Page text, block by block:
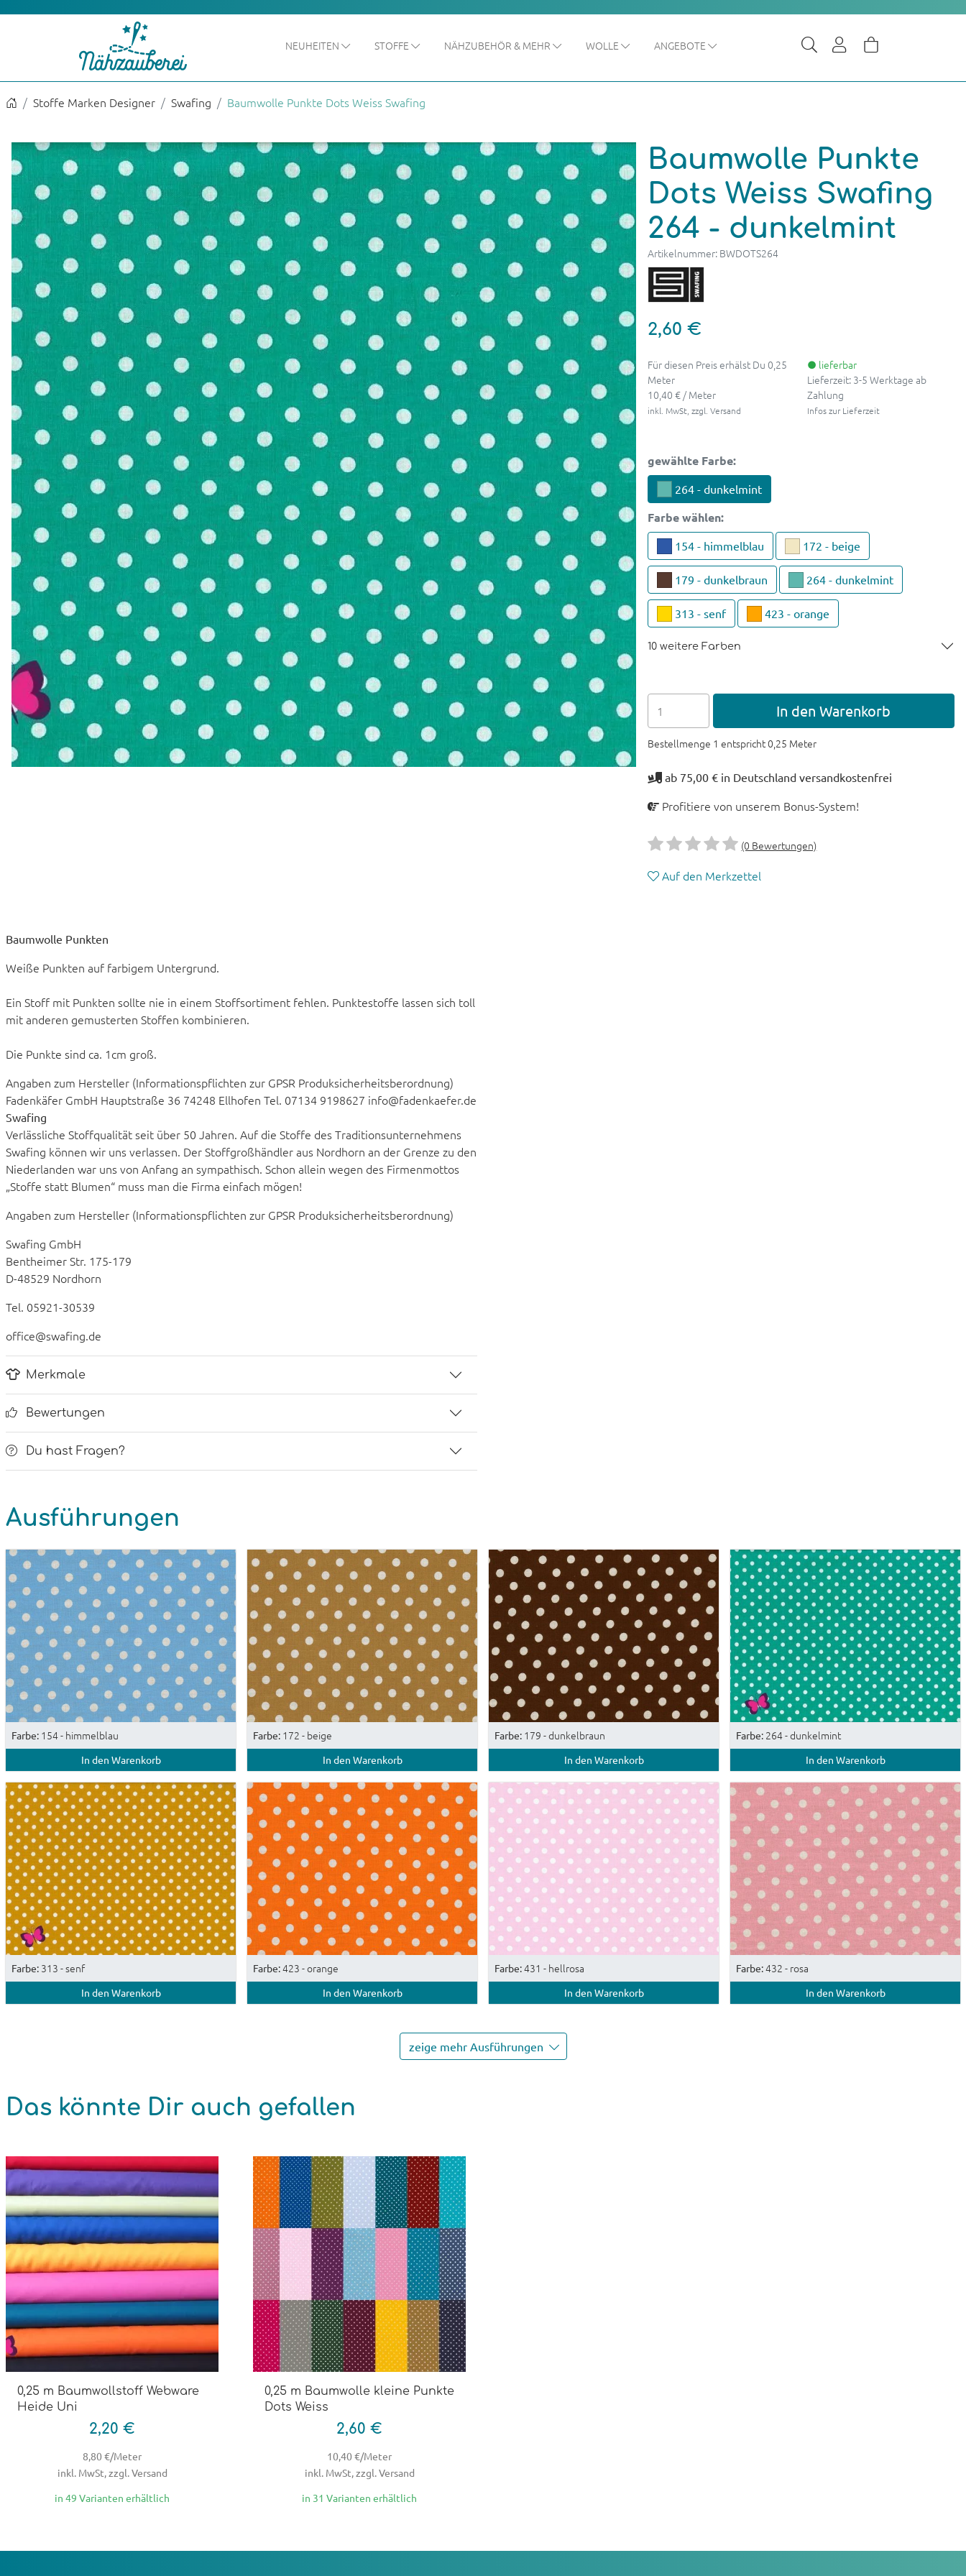
NEUHEITEN STOFFE NÄHZUBEHÖR & MEHR WOLLE ANGEBOTE
Stoffe Marken Designer Swafing Baumwolle Punkte Dots Weiss Swafing
Baumwolle Punkte
Dots Weiss Swafing
264 - dunkelmint
Artikelnummer: BWDOTS264
2,60 €
Für diesen Preis erhälst Du 0,25
Meter
10,40 € / Meter
inkl. MwSt, zzgl. Versand
● lieferbar
Lieferzeit: 3-5 Werktage ab
Zahlung
Infos zur Lieferzeit
gewählte Farbe:
264 - dunkelmint
Farbewählen:
154 - himmelblau 172 - beige
179 - dunkelbraun 264 - dunkelmint
313 - senf 423 - orange
10 weitere Farben
In den Warenkorb
Bestellmenge 1 entspricht 0,25 Meter
ab 75,00 € in Deutschland versandkostenfrei
Profitiere von unserem Bonus-System!
(0 Bewertungen)
Auf den Merkzettel
Baumwolle Punkten
Weiße Punkten auf farbigem Untergrund.
Ein Stoff mit Punkten sollte nie in einem Stoffsortiment fehlen. Punktestoffe lassen sich toll
mit anderen gemusterten Stoffen kombinieren.
Die Punkte sind ca. 1cm groß.
Angaben zum Hersteller (Informationspflichten zur GPSR Produksicherheitsberordnung)
Fadenkäfer GmbH Hauptstraße 36 74248 Ellhofen Tel. 07134 9198627 info@fadenkaefer.de
Swafing
Verlässliche Stoffqualität seit über 50 Jahren. Auf die Stoffe des Traditionsunternehmens
Swafing können wir uns verlassen. Der Stoffgroßhändler aus Nordhorn an der Grenze zu den
Niederlanden war uns von Anfang an sympathisch. Schon allein wegen des Firmenmottos
„Stoffe statt Blumen“ muss man die Firma einfach mögen!
Angaben zum Hersteller (Informationspflichten zur GPSR Produksicherheitsberordnung)
Swafing GmbH
Bentheimer Str. 175-179
D-48529 Nordhorn
Tel. 05921-30539
office@swafing.de
Merkmale
Bewertungen
Du hast Fragen?
Ausführungen
Farbe: 154 - himmelblau
In den Warenkorb
Farbe: 172 - beige
In den Warenkorb
Farbe: 179 - dunkelbraun
In den Warenkorb
Farbe: 264 - dunkelmint
In den Warenkorb
Farbe: 313 - senf
In den Warenkorb
Farbe:423 - orange
In den Warenkorb
Farbe:431 - hellrosa
In den Warenkorb
Farbe:432 - rosa
In den Warenkorb
zeige mehr Ausführungen
Das könnte Dir auch gefallen
0,25 m Baumwollstoff Webware
Heide Uni
2,20 €
8,80 €/Meter
inkl. MwSt, zzgl. Versand
in 49 Varianten erhältlich
0,25 m Baumwolle kleine Punkte
Dots Weiss
2,60 €
10,40 €/Meter
inkl. MwSt, zzgl. Versand
in 31 Varianten erhältlich